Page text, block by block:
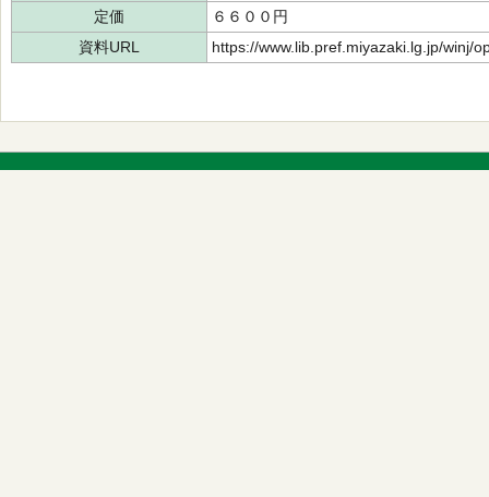
定価
６６００円
資料URL
https://www.lib.pref.miyazaki.lg.jp/winj/